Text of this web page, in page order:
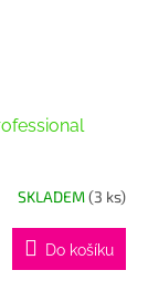
SKLADEM(3 ks)
Do košíku